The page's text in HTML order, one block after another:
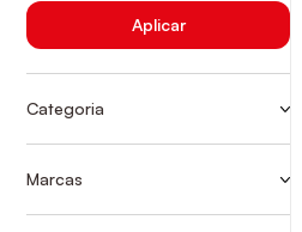
Aplicar
Categoria
Marcas